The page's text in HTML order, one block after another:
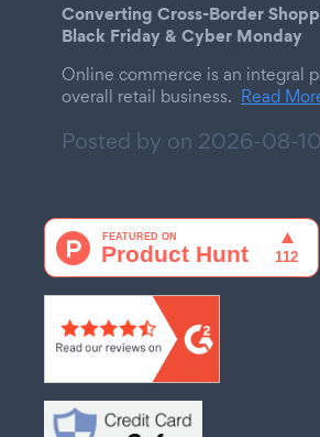
Converting Cross-Border
Black Friday & Cyber Monday
Online commerce is an integral
overall retail business. Read
Posted by on 2026-08-10